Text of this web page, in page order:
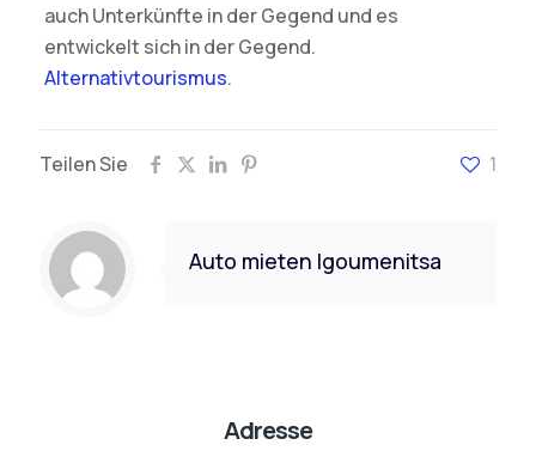
auch Unterkünfte in der Gegend und es
entwickelt sich in der Gegend.
Alternativtourismus.
Teilen Sie 1
Auto mieten Igoumenitsa
Adresse